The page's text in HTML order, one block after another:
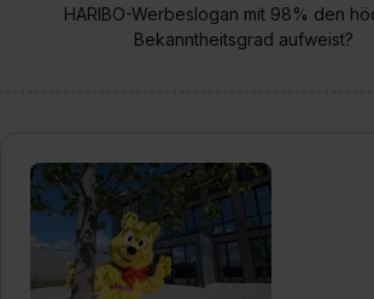
HARIBO-Werbeslogan mit 98% den
Bekanntheitsgrad aufweist?